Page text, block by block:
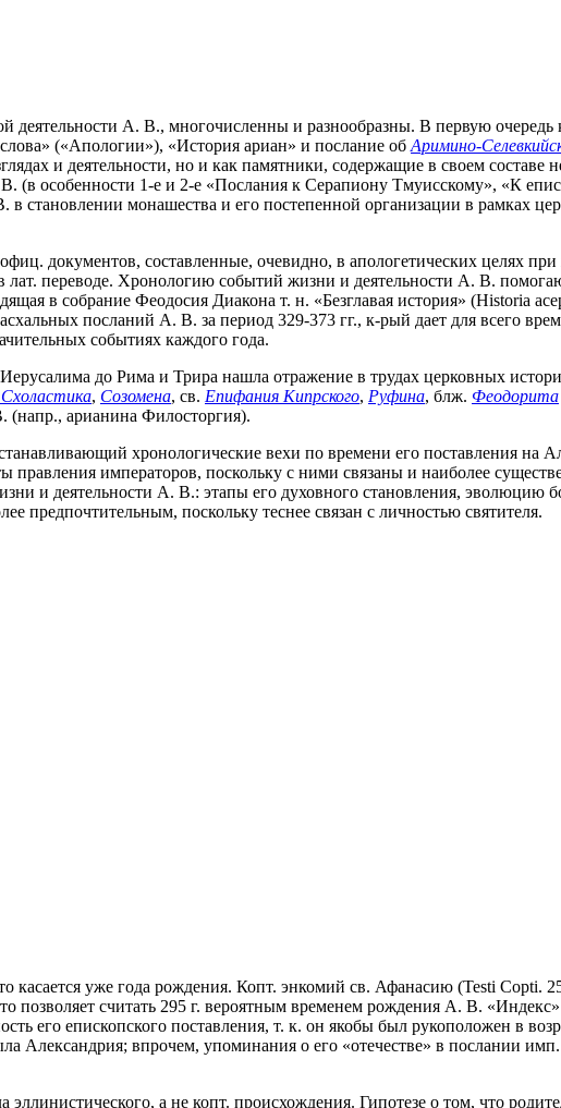
А. В., многочисленны и разнообразны. В первую очередь
(«Апологии»), «История ариан» и послание об Аримино-
и деятельности, но и как памятники, содержащие в своем
(в особенности 1-е и 2-е «Послания к Серапиону Тмуисскому», «К
становлении монашества и его постепенной организации в рамках
документов, составленные, очевидно, в апологетических целях при
переводе. Хронологию событий жизни и деятельности А. В.
в собрание Феодосия Диакона т. н. «Безглавая история» (Historia
посланий А. В. за период 329-373 гг., к-рый дает для всего
событиях каждого года.
до Рима и Трира нашла отражение в трудах церковных
, Созомена, св. Епифания Кипрского, Руфина, блж. Феодорита
(напр., арианина Филосторгия).
хронологические вехи по времени его поставления на
императоров, поскольку с ними связаны и наиболее
и деятельности А. В.: этапы его духовного становления, эволюцию
предпочтительным, поскольку теснее связан с личностью святителя.
уже года рождения. Копт. энкомий св. Афанасию (Testi Copti.
позволяет считать 295 г. вероятным временем рождения А. В.
его епископского поставления, т. к. он якобы был рукоположен в
Александрия; впрочем, упоминания о его «отечестве» в послании имп.
а не копт. происхождения. Гипотезе о том, что